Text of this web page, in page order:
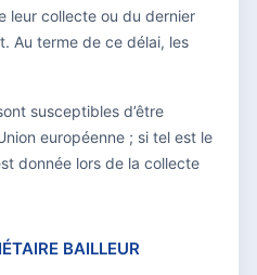
leur collecte ou du dernier
Au terme de ce délai, les
susceptibles d’être
européenne ; si tel est le
donnée lors de la collecte
BAILLEUR